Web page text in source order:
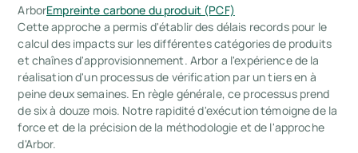
ArborEmpreinte carbone du produit (PCF)
Cette approche a permis d'établir des délais records pour le
calcul des impacts sur les différentes catégories de produits
et chaînes d'approvisionnement. Arbor a l'expérience de la
réalisation d'un processus de vérification par un tiers en à
peine deux semaines. En règle générale, ce processus prend
de six à douze mois. Notre rapidité d'exécution témoigne de la
force et de la précision de la méthodologie et de l'approche
d'Arbor.